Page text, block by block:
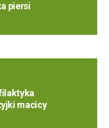
piersi
macicy